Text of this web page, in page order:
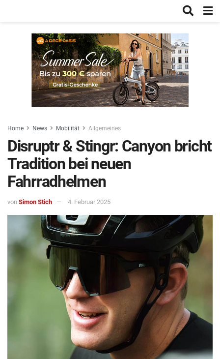
Home News Mobilität Allgemeines
Disruptr & Stingr: Canyon bricht
Tradition bei neuen
Fahrradhelmen
von Simon Stich 4. Februar 2025